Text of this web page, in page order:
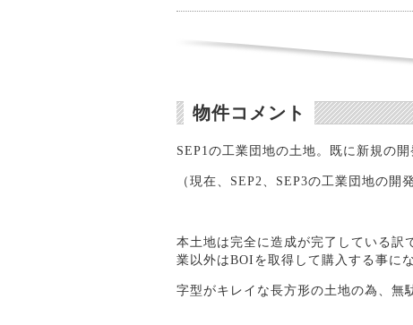
物件コメント
SEP1の工業団地の土地。既に新規の
（現在、SEP2、SEP3の工業団地の開
本土地は完全に造成が完了している訳
業以外はBOIを取得して購入する事に
字型がキレイな長方形の土地の為、無